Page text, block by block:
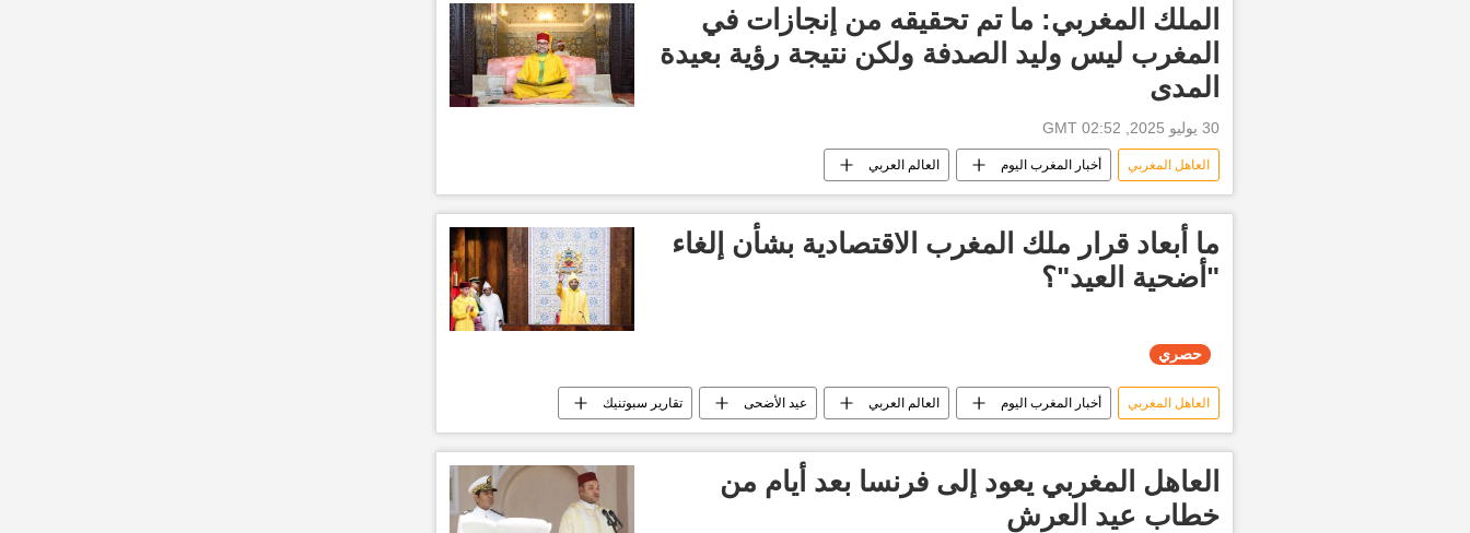
الملك المغربي: ما تم تحقيقه من إنجازات في
المغرب ليس وليد الصدفة ولكن نتيجة رؤية بعيدة
المدى
30 يوليو 2025, 02:52 GMT
العاهل المغربي أخبار المغرب اليوم العالم العربي
ما أبعاد قرار ملك المغرب الاقتصادية بشأن إلغاء
"أضحية العيد"؟
حصري
العاهل المغربي أخبار المغرب اليوم العالم العربي عيد الأضحى تقارير سبوتنيك
العاهل المغربي يعود إلى فرنسا بعد أيام من
خطاب عيد العرش